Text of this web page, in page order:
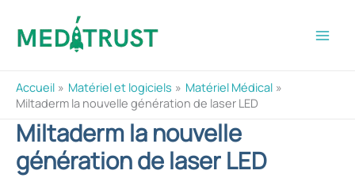
contenu
Accueil Matériel et logiciels
Matériel Médical
Miltaderm la nouvelle génération de laser LED
Miltaderm la nouvelle
génération de laser LED